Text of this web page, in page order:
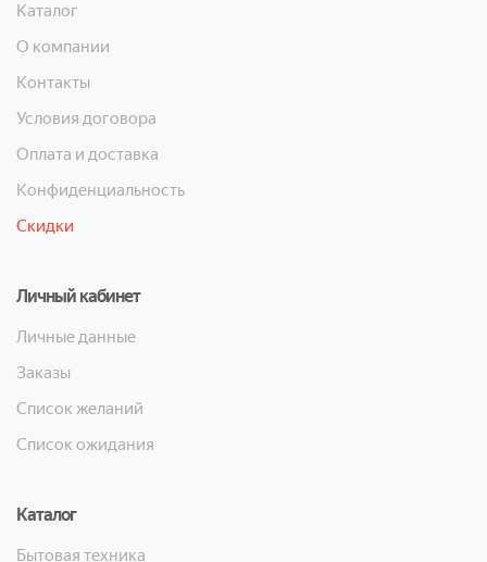
Каталог
О компании
Контакты
Условия договора
Оплата и доставка
Конфиденциальность
Скидки
Личный кабинет
Личные данные
Заказы
Список желаний
Список ожидания
Каталог
Бытовая техника